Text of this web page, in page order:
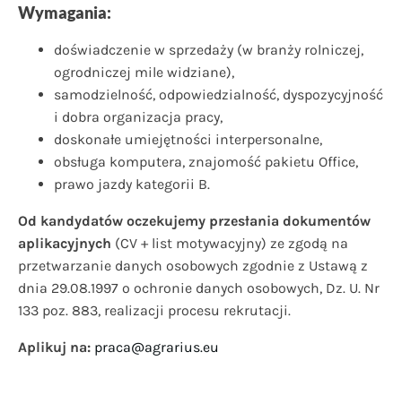
Wymagania:
doświadczenie w sprzedaży (w branży rolniczej,
ogrodniczej mile widziane),
samodzielność, odpowiedzialność, dyspozycyjność
i dobra organizacja pracy,
doskonałe umiejętności interpersonalne,
obsługa komputera, znajomość pakietu Office,
prawo jazdy kategorii B.
Od kandydatów oczekujemy przesłania dokumentów
aplikacyjnych (CV + list motywacyjny) ze zgodą na
przetwarzanie danych osobowych zgodnie z Ustawą z
dnia 29.08.1997 o ochronie danych osobowych, Dz. U. Nr
133 poz. 883, realizacji procesu rekrutacji.
Aplikuj na: praca@agrarius.eu